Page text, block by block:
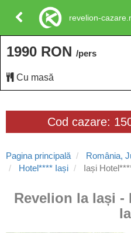
Cod cazare:
Pagina principală România,
Hotel**** Iași
Iași
Revelion la Iași -
1990 RON /pers
Cu masă
revelion-